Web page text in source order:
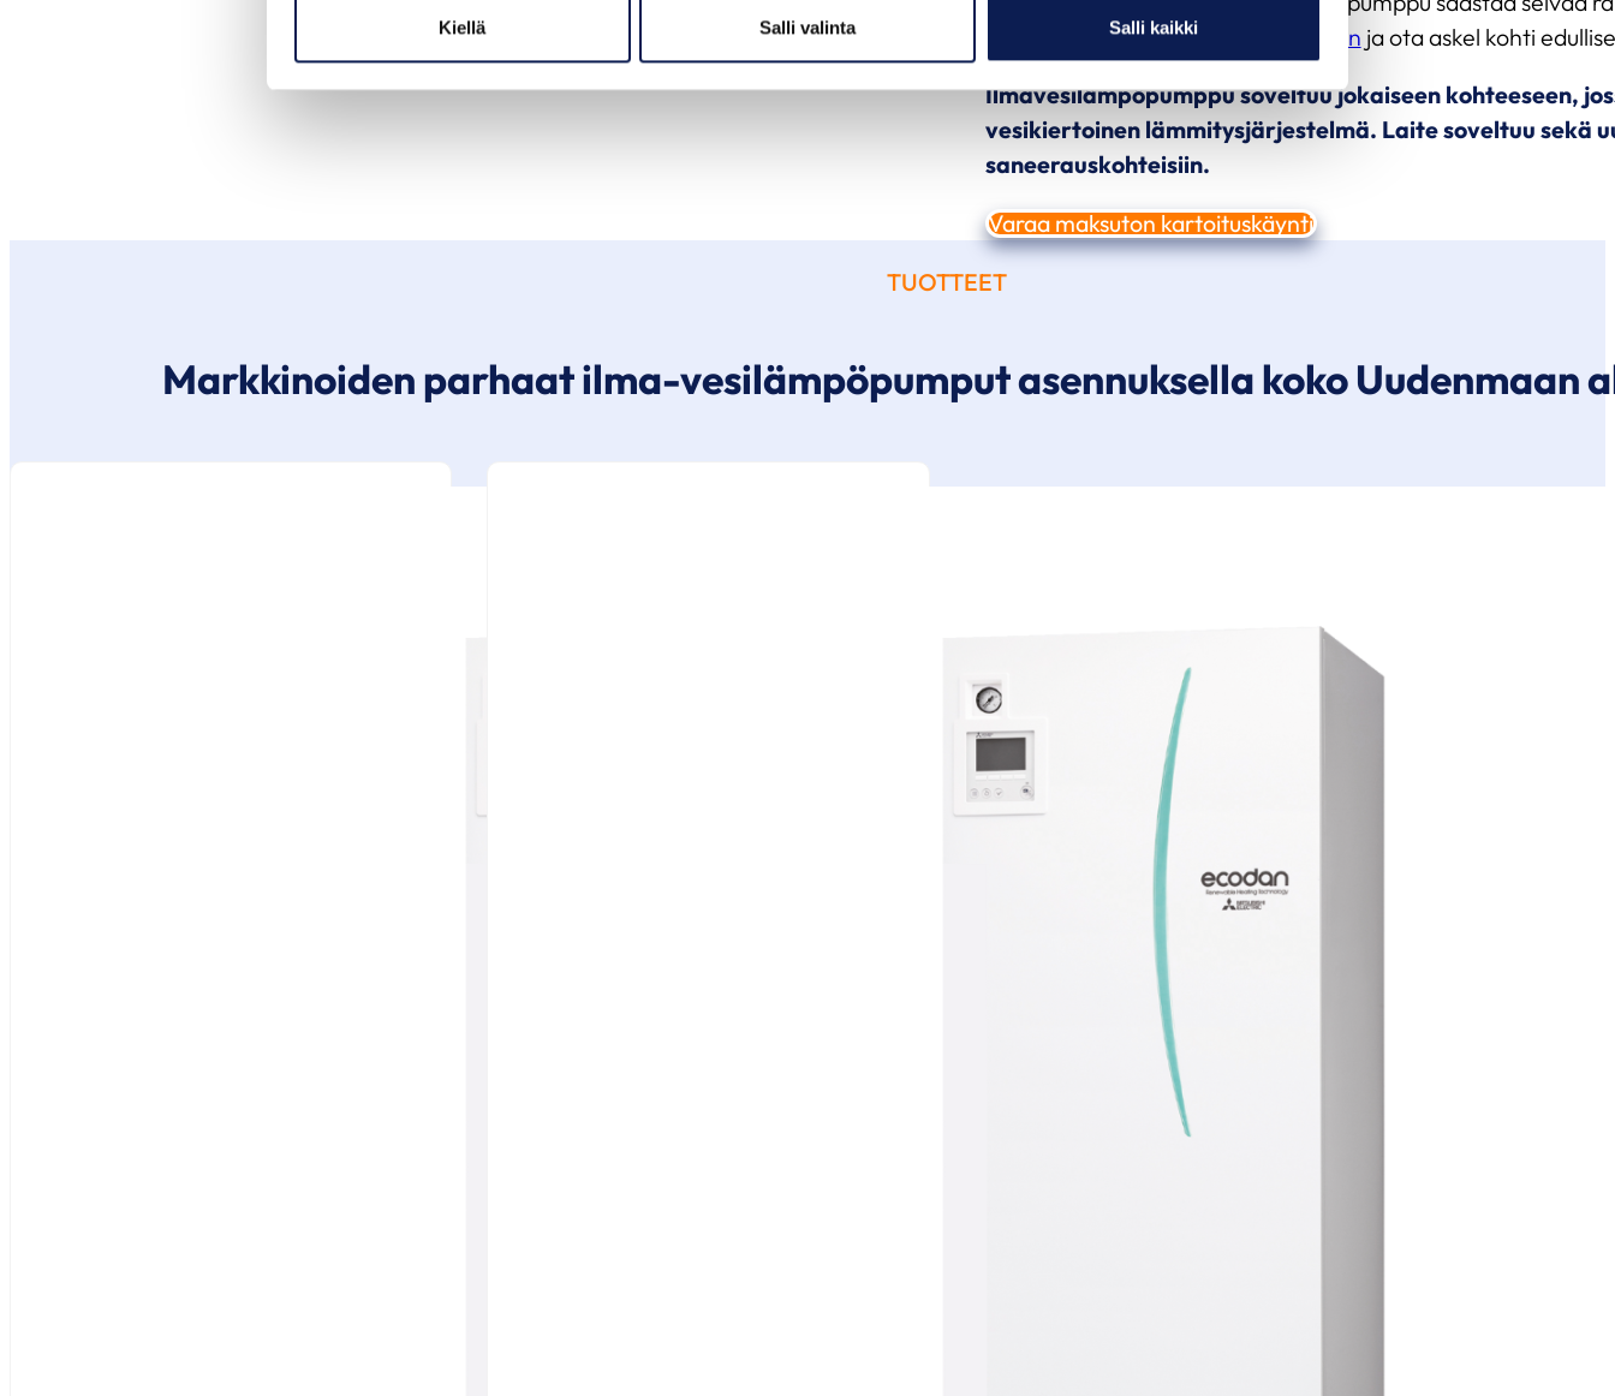
Kiellä Salli valinta Salli kaikki
yksi lähtien –pyydä tarjous jo tänään ja ota askel kohti
Ilmavesilämpöpumppu soveltuu jokaiseen kohteeseen,
vesikiertoinen lämmitysjärjestelmä. Laite soveltuu sekä
saneerauskohteisiin.
Varaa maksuton kartoituskäynti
Markkinoiden parhaat ilma-vesilämpöpumput asennuksella koko Uudenmaan
TUOTTEET